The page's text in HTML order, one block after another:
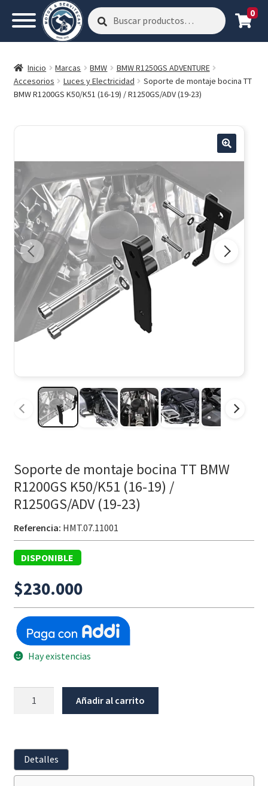
Buscar
por:
Buscar 0
Inicio Marcas BMW
BMW R1250GS ADVENTURE
Accesorios
Luces y Electricidad
Soporte de montaje bocina TT
BMW R1200GS K50/K51 (16-19) / R1250GS/ADV (19-23)
Soporte de montaje bocina TT BMW
R1200GS K50/K51 (16-19) /
R1250GS/ADV (19-23)
Referencia: HMT.07.11001
DISPONIBLE
$230.000
Hay existencias
TT
BMW
Añadir al carrito
Detalles